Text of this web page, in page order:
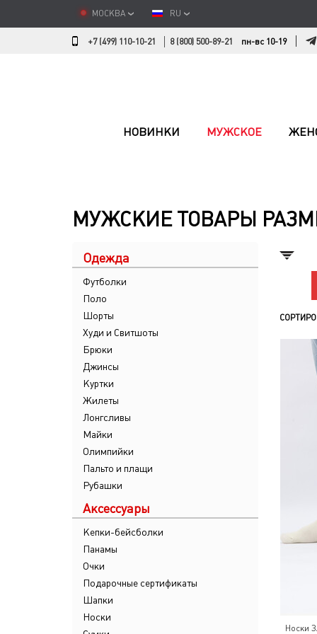
МОСКВА RU
+7 (499) 110-10-21 8 (800) 500-89-21 пн-вс 10-19
НОВИНКИ МУЖСКОЕ
МУЖСКИЕ ТОВАРЫ
Одежда
Футболки
Поло
Шорты
Худи и Свитшоты
Брюки
Джинсы
Куртки
Жилеты
Лонгсливы
Майки
Олимпийки
Пальто и плащи
Рубашки
Аксессуары
Кепки-бейсболки
Панамы
Очки
Подарочные сертификаты
Шапки
Носки
Носки